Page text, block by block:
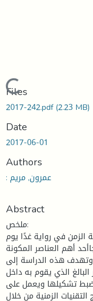
Loading...
Files
2017-242.pdf(2.23 MB)
Date
2017-06-01
Authors
: عمرون, مريم
Abstract
ملخص:
الزمن في رواية غدًا يوم
أهم العناصر المكونة
وتهدف هذه الدراسة إلى
الذي يقوم به داخل
تشكيلها ويعمل على
الزمنية من خلال